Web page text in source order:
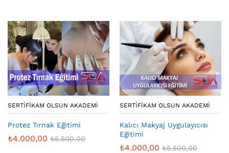
SERTIFIKAM OLSUN AKADEMI
Protez Tırnak Eğitimi
₺4.000,00 ₺5.500,00
SERTIFIKAM OLSUN AKADEMI
Kalıcı Makyaj Uygulayıcısı
Eğitimi
₺4.000,00 ₺5.500,00